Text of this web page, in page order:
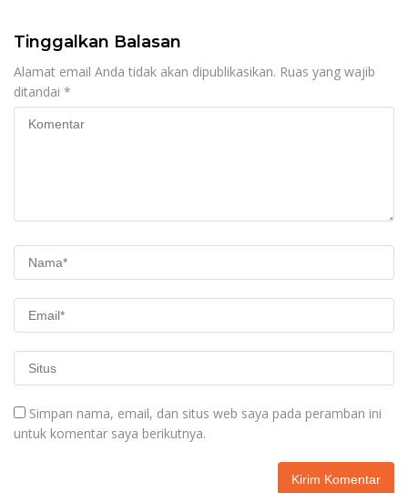
Tinggalkan Balasan
Alamat email Anda tidak akan dipublikasikan. Ruas yang wajib
ditandai *
Simpan nama, email, dan situs web saya pada peramban ini
untuk komentar saya berikutnya.